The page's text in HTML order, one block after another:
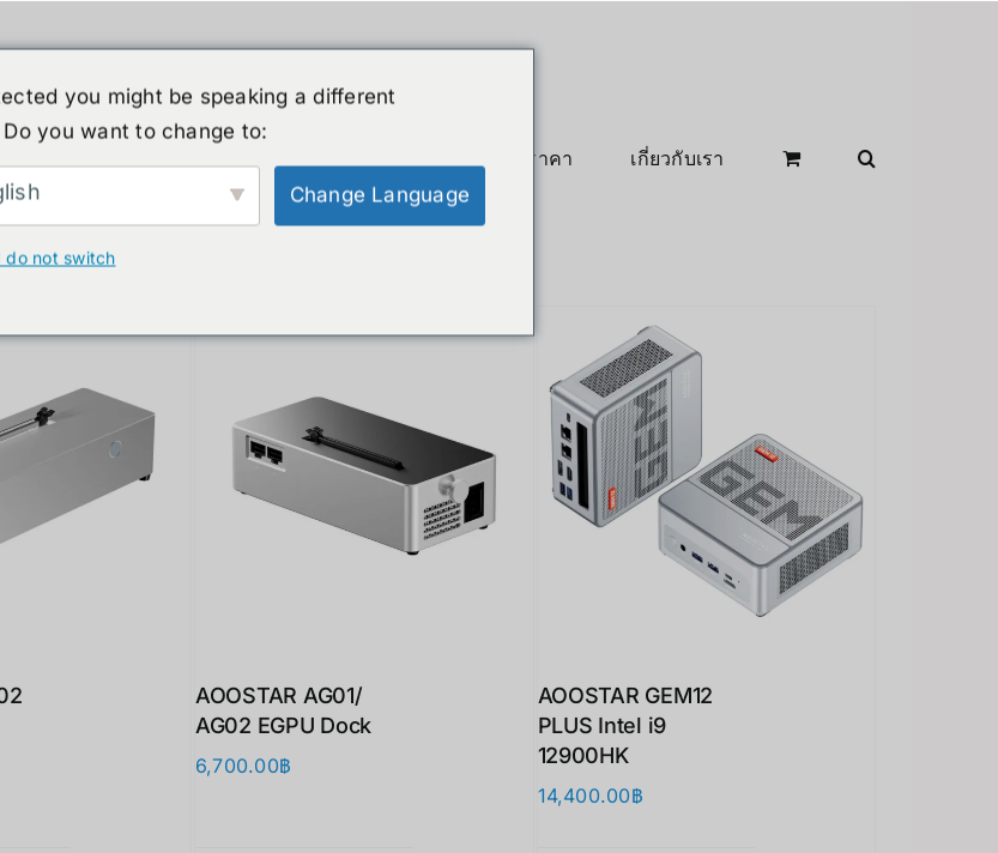
สินค้าลดราคา เกี่ยวกับเรา
AOOSTAR AG01/
AG02 EGPU Dock
6,700.00฿
AOOSTAR GEM12
PLUS Intel i9
12900HK
14,400.00฿
you might be speaking a different
you want to change to:
Change Language
do not switch